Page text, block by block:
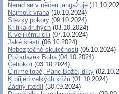
Nerad se v něčem angažuje
Najmout vraha(10.10.2024)
Stezky pokory (09.10.2024)
Kritika druhých (08.10.2024)
K velikému cíli (07.10.2024)
Jaké štěstí (06.10.2024)
Nebezpečné skutečnosti (05.10.2024)
Požadavek Boha(04.10.2024)
Čehokoli (03.10.2024)
Činíme tobě, Pane Bože, díky
K přijetí velkých křížů (01.10.2024)
Žádný rozdíl (30.09.2024)